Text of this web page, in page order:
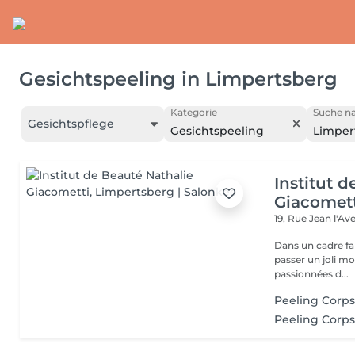
Gesichtspeeling in Limpertsberg
Gesichtspflege
Kategorie
Gesichtspeeling
Suche
Institut
19, Rue Jean
Dans un cadre
passer un joli
passionnées d...
Peeling Corps
Peeling